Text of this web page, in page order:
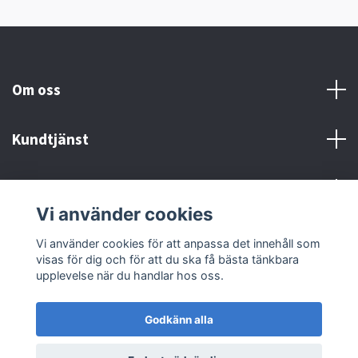
Om oss
Kundtjänst
Sociala medier
© 2026 MX Supply
Vi använder cookies
Vi använder cookies för att anpassa det innehåll som
visas för dig och för att du ska få bästa tänkbara
upplevelse när du handlar hos oss.
Godkänn alla